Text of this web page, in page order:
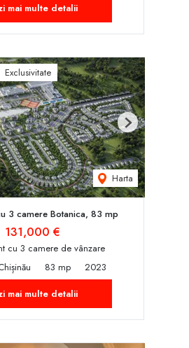
mai multe detalii
Exclusivitate
Harta
Next
3 camere Botanica, 83 mp
131,000 €
cu 3 camere de vânzare
83 mp
2023
mai multe detalii